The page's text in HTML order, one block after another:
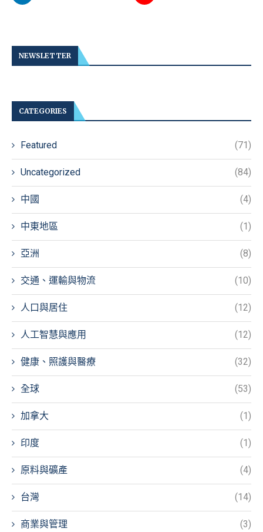
NEWSLETTER
CATEGORIES
Featured (71)
Uncategorized (84)
中國 (4)
中東地區 (1)
亞洲 (8)
交通、運輸與物流 (10)
人口與居住 (12)
人工智慧與應用 (12)
健康、照護與醫療 (32)
全球 (53)
加拿大 (1)
印度 (1)
原料與礦產 (4)
台灣 (14)
商業與管理 (3)